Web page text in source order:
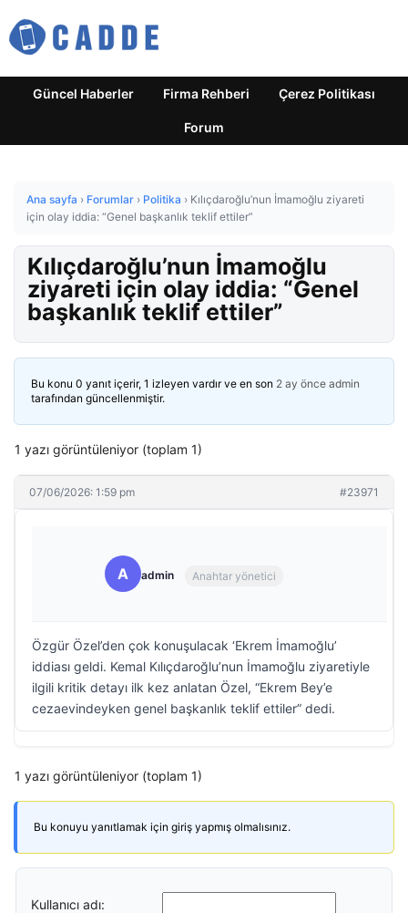
Güncel Haberler Firma Rehberi Çerez Politikası
Forum
Ana sayfa › Forumlar › Politika › Kılıçdaroğlu’nun İmamoğlu ziyareti
için olay iddia: “Genel başkanlık teklif ettiler”
Kılıçdaroğlu’nun İmamoğlu
ziyareti için olay iddia: “Genel
başkanlık teklif ettiler”
Bu konu 0 yanıt içerir, 1 izleyen vardır ve en son 2 ay önce admin
tarafından güncellenmiştir.
1 yazı görüntüleniyor (toplam 1)
07/06/2026: 1:59 pm #23971
A admin Anahtar yönetici
Özgür Özel’den çok konuşulacak ‘Ekrem İmamoğlu’
iddiası geldi. Kemal Kılıçdaroğlu’nun İmamoğlu ziyaretiyle
ilgili kritik detayı ilk kez anlatan Özel, “Ekrem Bey’e
cezaevindeyken genel başkanlık teklif ettiler” dedi.
1 yazı görüntüleniyor (toplam 1)
Bu konuyu yanıtlamak için giriş yapmış olmalısınız.
Kullanıcı adı: